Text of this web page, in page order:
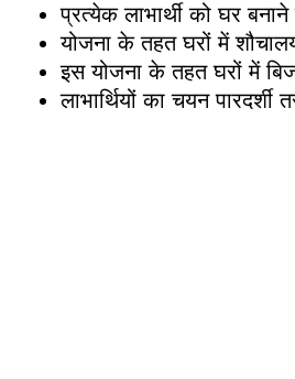
प्रत्येक लाभार्थी को घर बनाने
योजना के तहत घरों में
इस योजना के तहत घरों में
लाभार्थियों का चयन